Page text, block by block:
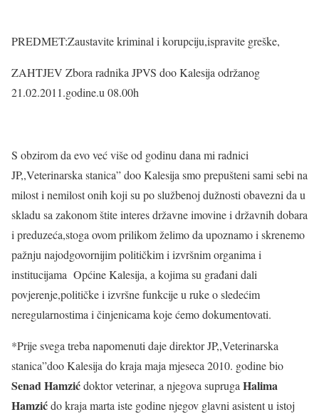
PREDMET:Zaustavite kriminal i korupciju,ispravite greške,
ZAHTJEV Zbora radnika JPVS doo Kalesija održanog
21.02.2011.godine.u 08.00h
S obzirom da evo već više od godinu dana mi radnici
JP,,Veterinarska stanica” doo Kalesija smo prepušteni sami sebi na
milost i nemilost onih koji su po službenoj dužnosti obavezni da u
skladu sa zakonom štite interes državne imovine i državnih dobara
i preduzeća,stoga ovom prilikom želimo da upoznamo i skrenemo
pažnju najodgovornijim političkim i izvršnim organima i
institucijama Općine Kalesija, a kojima su građani dali
povjerenje,političke i izvršne funkcije u ruke o sledećim
neregularnostima i činjenicama koje ćemo dokumentovati.
*Prije svega treba napomenuti daje direktor JP,,Veterinarska
stanica”doo Kalesija do kraja maja mjeseca 2010. godine bio
Senad Hamzićdoktor veterinar, a njegova supruga Halima
Hamzićdo kraja marta iste godine njegov glavni asistent u istoj